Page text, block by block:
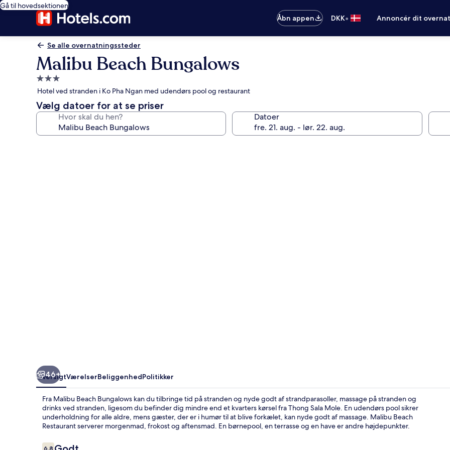
Gå til hovedsektionen
Åbn appen
DKK• Annoncér dit
Se alle overnatningssteder
Malibu Beach Bungalows
3.0-
stjernet
overnatningssted
Hotel ved stranden i Ko Pha Ngan med udendørs pool og restaurant
Vælg datoer for at se priser
Hvor skal du hen? Datoer
46+
OversigtVærelserBeliggenhedPolitikker
Fra Malibu Beach Bungalows kan du tilbringe tid på stranden og nyde godt af strandparasoller, massage på stranden og
drinks ved stranden, ligesom du befinder dig mindre end et kvarters kørsel fra Thong Sala Mole. En udendørs pool sikrer
underholdning for alle aldre, mens gæster, der er i humør til at blive forkælet, kan nyde godt af massage. Malibu Beach
Restaurant serverer morgenmad, frokost og aftensmad. En børnepool, en terrasse og en have er andre højdepunkter.
Anmeldelser
6,8